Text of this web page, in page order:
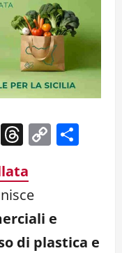
X Threads
Copy
e
di plastica e